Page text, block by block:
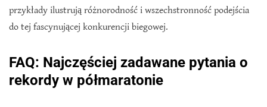
przykłady ilustrują różnorodność i wszechstronność podejścia
do tej fascynującej konkurencji biegowej.
FAQ: Najczęściej zadawane pytania o
rekordy w półmaratonie